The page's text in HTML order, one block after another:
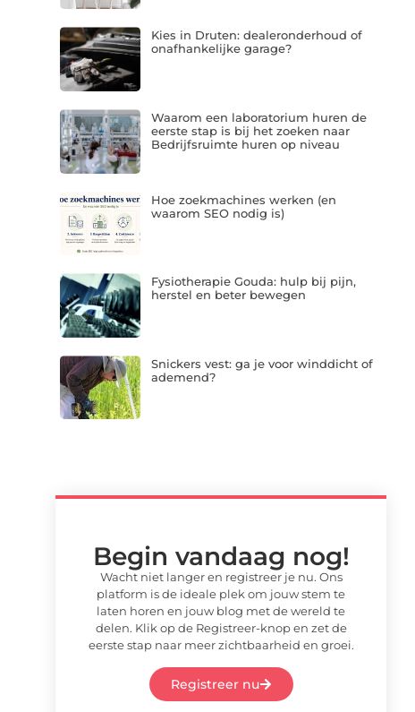
Kies in Druten: dealeronderhoud of
onafhankelijke garage?
Waarom een laboratorium huren de
eerste stap is bij het zoeken naar
Bedrijfsruimte huren op niveau
Hoe zoekmachines werken (en
waarom SEO nodig is)
Fysiotherapie Gouda: hulp bij pijn,
herstel en beter bewegen
Snickers vest: ga je voor winddicht of
ademend?
Begin vandaag nog!
Wacht niet langer en registreer je nu. Ons
platform is de ideale plek om jouw stem te
laten horen en jouw blog met de wereld te
delen. Klik op de Registreer-knop en zet de
eerste stap naar meer zichtbaarheid en groei.
Registreer nu